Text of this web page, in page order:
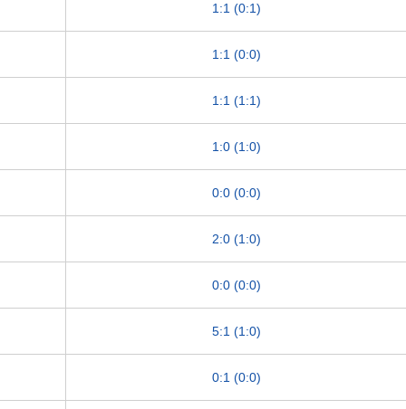
1:1 (0:1)
1:1 (0:0)
1:1 (1:1)
1:0 (1:0)
0:0 (0:0)
2:0 (1:0)
0:0 (0:0)
5:1 (1:0)
0:1 (0:0)